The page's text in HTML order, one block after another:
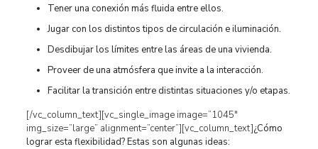
Tener una conexión más fluida entre ellos.
Jugar con los distintos tipos de circulación e iluminación.
Desdibujar los límites entre las áreas de una vivienda.
Proveer de una atmósfera que invite a la interacción.
Facilitar la transición entre distintas situaciones y/o etapas.
[/vc_column_text][vc_single_image image=”1045″
img_size=”large” alignment=”center”][vc_column_text]¿Cómo
lograr esta flexibilidad? Estas son algunas ideas: